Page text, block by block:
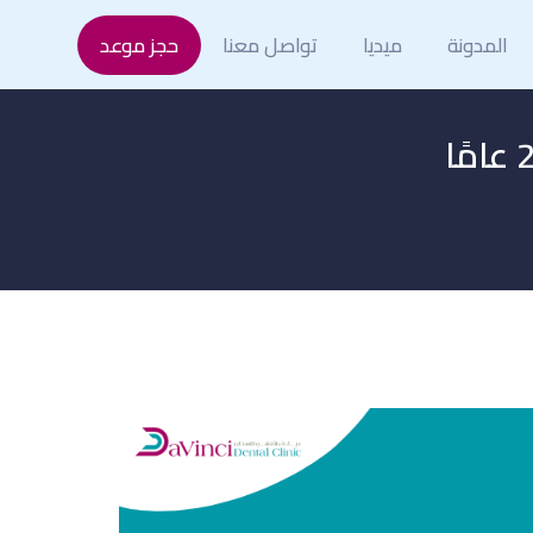
المدونة ميديا تواصل معنا حجز موعد